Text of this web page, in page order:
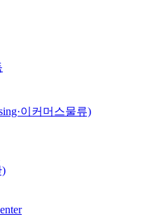
이커머스물류)
)